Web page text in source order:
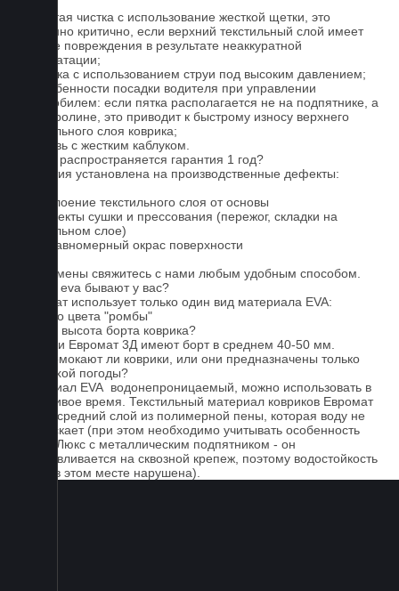
1. Частая чистка с использование жесткой щетки, это
особенно критично, если верхний текстильный слой имеет
мелкие повреждения в результате неаккуратной
эксплуатации;
2. Мойка с использованием струи под высоким давлением;
3. Особенности посадки водителя при управлении
автомобилем: если пятка располагается не на подпятнике, а
на ковролине, это приводит к быстрому износу верхнего
текстильного слоя коврика;
4. Обувь с жестким каблуком.
На что распространяется гарантия 1 год?
Гарантия установлена на производственные дефекты:
1. Отслоение текстильного слоя от основы
2. Дефекты сушки и прессования (пережог, складки на
текстильном слое)
3. Неравномерный окрас поверхности
Для замены свяжитесь с нами любым удобным способом.
Серые eva бывают у вас?
Евромат использует только один вид материала EVA:
черного цвета "ромбы"
Какова высота борта коврика?
Коврики Евромат 3Д имеют борт в среднем 40-50 мм.
Не промокают ли коврики, или они предназначены только
для сухой погоды?
Материал EVA водонепроницаемый, можно использовать в
дождливое время. Текстильный материал ковриков Евромат
имеет средний слой из полимерной пены, которая воду не
пропускает (при этом необходимо учитывать особенность
серии Люкс с металлическим подпятником - он
устанавливается на сквозной крепеж, поэтому водостойкость
ковра в этом месте нарушена).